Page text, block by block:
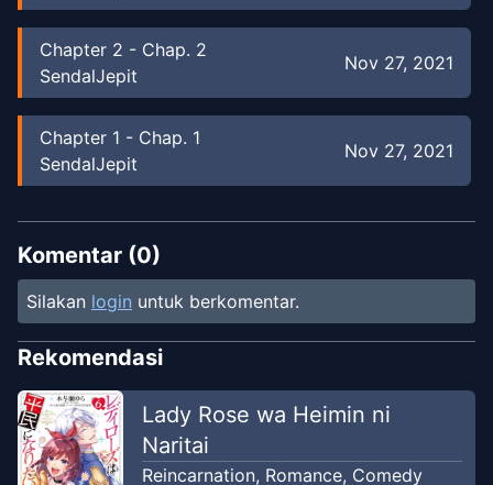
Chapter 2 - Chap. 2
SendalJepit
Nov 27, 2021
Chapter 1 - Chap. 1
SendalJepit
Nov 27, 2021
Komentar (0)
Silakan login untuk berkomentar.
Rekomendasi
Lady Rose wa Heimin ni
Naritai
Reincarnation, Romance, Comedy